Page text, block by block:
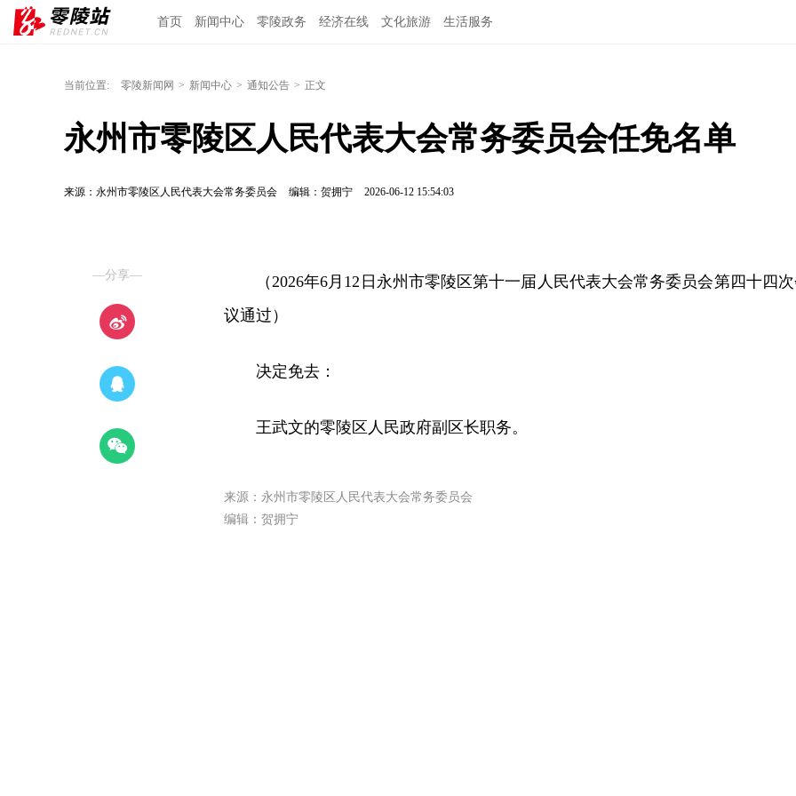
首页 新闻中心 零陵政务 经济在线 文化旅游 生活服务
当前位置: 零陵新闻网 > 新闻中心 > 通知公告 > 正文
永州市零陵区人民代表大会常务委员会任免名单
来源：永州市零陵区人民代表大会常务委员会 编辑：贺拥宁 2026-06-12 15:54:03
—分享—
（2026年6月12日永州市零陵区第十一届人民代表大会常务委员会第四十四
议通过）
决定免去：
王武文的零陵区人民政府副区长职务。
来源：永州市零陵区人民代表大会常务委员会
编辑：贺拥宁